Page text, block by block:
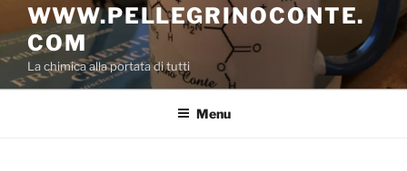
WWW.PELLEGRINOCONTE.
COM
La chimica alla portata di tutti
Menu